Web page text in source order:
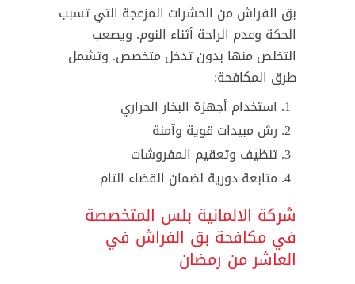
بق الفراش من الحشرات المزعجة التي تسبب
الحكة وعدم الراحة أثناء النوم. ويصعب
التخلص منها بدون تدخل متخصص. وتشمل
طرق المكافحة:
استخدام أجهزة البخار الحراري
رش مبيدات قوية وآمنة
تنظيف وتعقيم المفروشات
متابعة دورية لضمان القضاء التام
شركة الالمانية بلس المتخصصة
في مكافحة بق الفراش في
العاشر من رمضان